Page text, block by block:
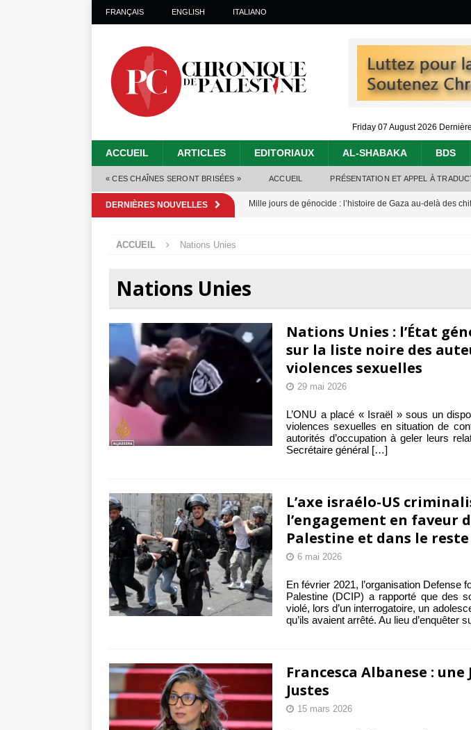
FRANÇAIS ENGLISH ITALIANO
Friday 07 August 2026
ACCUEIL ARTICLES EDITORIAUX AL-SHABAKA BDS
« CES CHAÎNES SERONT BRISÉES » ACCUEIL PRÉSENTATION ET APPEL À
DERNIÈRES NOUVELLES Mille jours de génocide : l’histoire de Gaza au-delà des
Les Israéliens se servent de la Cisjordanie comme d’une
toxiques
Capituler ou mourir : le « processus de paix » à Gaza et
6 août 2026 ]
ACCUEIL Nations Unies
Nations Unies
Nations Unies : l’État
sur la liste noire des
violences sexuelles
29 mai 2026
L’ONU a placé « Israël » sous un
violences sexuelles en situation de
autorités d’occupation à geler leurs
Secrétaire général […]
L’axe israélo-US
l’engagement en faveur
Palestine et dans le
6 mai 2026
En février 2021, l’organisation Defense
Palestine (DCIP) a rapporté que des
violé, lors d’un interrogatoire, un
qu’ils avaient arrêté. Au lieu d’enquêter
Francesca Albanese :
Justes
15 mars 2026